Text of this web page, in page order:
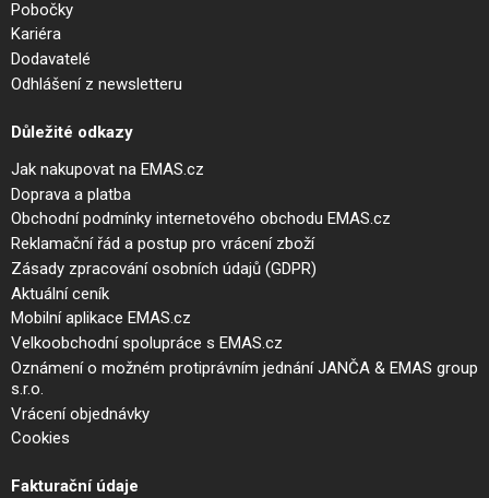
Pobočky
Kariéra
Dodavatelé
Odhlášení z newsletteru
Důležité odkazy
Jak nakupovat na EMAS.cz
Doprava a platba
Obchodní podmínky internetového obchodu EMAS.cz
Reklamační řád a postup pro vrácení zboží
Zásady zpracování osobních údajů (GDPR)
Aktuální ceník
Mobilní aplikace EMAS.cz
Velkoobchodní spolupráce s EMAS.cz
Oznámení o možném protiprávním jednání JANČA & EMAS group
s.r.o.
Vrácení objednávky
Cookies
Fakturační údaje